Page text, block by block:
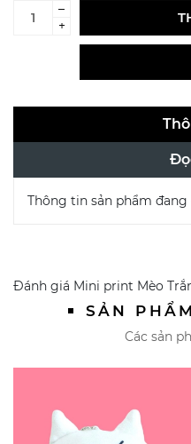
–
+
Thông tin sản phẩm
Đánh giá Mini print Mèo
SẢN
Các sản